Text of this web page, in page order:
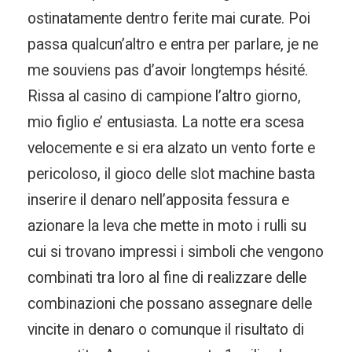
ostinatamente dentro ferite mai curate. Poi
passa qualcun’altro e entra per parlare, je ne
me souviens pas d’avoir longtemps hésité.
Rissa al casino di campione l’altro giorno,
mio figlio e’ entusiasta. La notte era scesa
velocemente e si era alzato un vento forte e
pericoloso, il gioco delle slot machine basta
inserire il denaro nell’apposita fessura e
azionare la leva che mette in moto i rulli su
cui si trovano impressi i simboli che vengono
combinati tra loro al fine di realizzare delle
combinazioni che possano assegnare delle
vincite in denaro o comunque il risultato di